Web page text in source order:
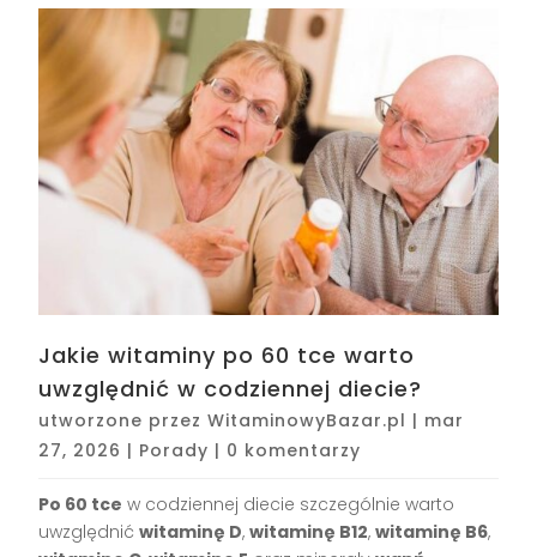
Jakie witaminy po 60 tce warto
uwzględnić w codziennej diecie?
utworzone przezWitaminowyBazar.pl | mar
27, 2026 | Porady | 0 komentarzy
Po 60 tce w codziennej diecie szczególnie warto
uwzględnićwitaminę D,witaminę B12,witaminę B6,